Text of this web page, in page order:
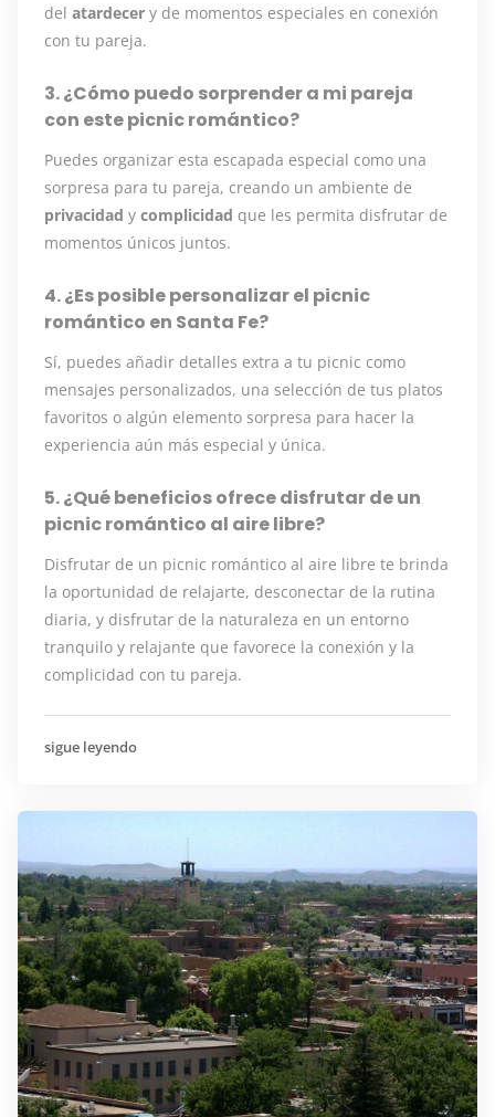
del atardecer y de momentos especiales en conexión
con tu pareja.
3. ¿Cómo puedo sorprender a mi pareja
con este picnic romántico?
Puedes organizar esta escapada especial como una
sorpresa para tu pareja, creando un ambiente de
privacidad y complicidad que les permita disfrutar de
momentos únicos juntos.
4. ¿Es posible personalizar el picnic
romántico en Santa Fe?
Sí, puedes añadir detalles extra a tu picnic como
mensajes personalizados, una selección de tus platos
favoritos o algún elemento sorpresa para hacer la
experiencia aún más especial y única.
5. ¿Qué beneficios ofrece disfrutar de un
picnic romántico al aire libre?
Disfrutar de un picnic romántico al aire libre te brinda
la oportunidad de relajarte, desconectar de la rutina
diaria, y disfrutar de la naturaleza en un entorno
tranquilo y relajante que favorece la conexión y la
complicidad con tu pareja.
sigue leyendo